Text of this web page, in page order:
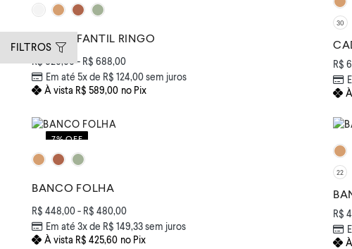
FILTROS
MESA INFANTIL RINGO
R$620,00- R$ 688,00
Em até 5x de R$ 124,00sem juros
À vista R$ 589,00 no Pix
30
R$
7% OFF
BANCO FOLHA
R$ 448,00- R$ 480,00
Em até 3x de R$ 149,33sem juros
À vista R$ 425,60 no Pix
22
R$